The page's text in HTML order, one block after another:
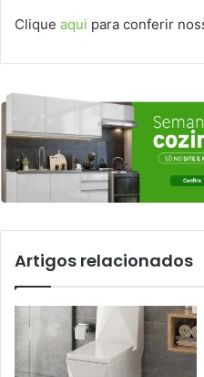
Clique aqui para conferir
Artigos relacionados